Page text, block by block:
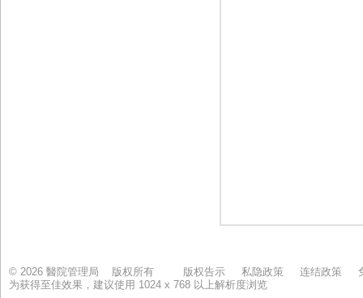
© 2026 醫院管理局 版权所有 版权告示 私隐政策 连结政策
为获得至佳效果，建议使用 1024 x 768 以上解析度浏览